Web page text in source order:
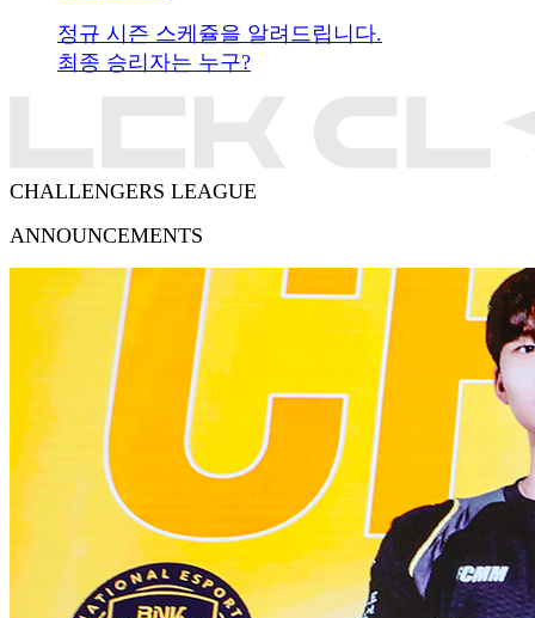
정규 시즌 스케쥴을 알려드립니다.
최종 승리자는 누구?
CHALLENGERS LEAGUE
ANNOUNCEMENTS